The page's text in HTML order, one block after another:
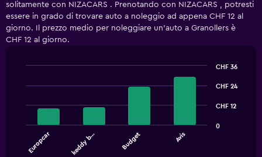
solitamente con NIZACARS . Prenotando con NIZACARS , potresti
essere in grado di trovare auto a noleggio ad appena CHF 12 al
giorno. Il prezzo medio per noleggiare un'auto a Granollers è
CHF 12 al giorno.
chart
chart
graphic.
Europcar keddy b… Budget Avis
0
CHF 12
CHF 24
CHF 36
End